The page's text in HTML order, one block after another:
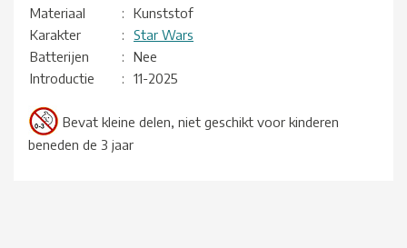
Materiaal
:
Kunststof
Karakter
:
Star Wars
Batterijen
:
Nee
Introductie
: 11-2025
Bevat kleine delen, niet geschikt voor kinderen
beneden de 3 jaar